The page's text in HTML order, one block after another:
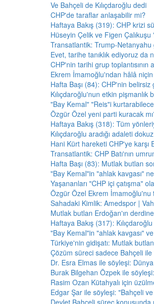
Ve Bahçeli de Kılıçdaroğlu dedi
CHP'de taraflar anlaşabilir mi?
Haftaya Bakış (319): CHP krizi
Hüseyin Çelik ve Figen Çalıkuşu
Transatlantik: Trump-
Evet, tarihe tanıklık ediyoruz da
CHP'nin tarihi grup toplantısının
Ekrem İmamoğlu'ndan hâlâ
Hafta Başı (84): CHP'nin belirsiz
Kılıçdaroğlu'nun etkin pişmanlık
"Bay Kemal" "Reis"i
Özgür Özel yeni parti kuracak
Haftaya Bakış (318): Tüm
Kılıçdaroğlu aradığı adaleti
Hani Kürt hareketi CHP'ye karşı
Transatlantik: CHP Batı'nın
Hafta Başı (83): Mutlak butlan
"Bay Kemal"in "ahlak kavgası" ne
Yaşananları "CHP içi çatışma"
Özgür Özel Ekrem İmamoğlu'nu
Sahadaki Kimlik: Amedspor |
Mutlak butlan Erdoğan'ın
Haftaya Bakış (317):
"Bay Kemal"in "ahlak kavgası"
Türkiye'nin gidişatı: Mutlak
Çözüm süreci sadece Bahçeli
Dr. Esra Elmas ile söyleşi:
Burak Bilgehan Özpek ile
Rasim Ozan Kütahyalı için
Edgar Şar ile söyleşi: "Bahçeli ve
Devlet Bahçeli süreç